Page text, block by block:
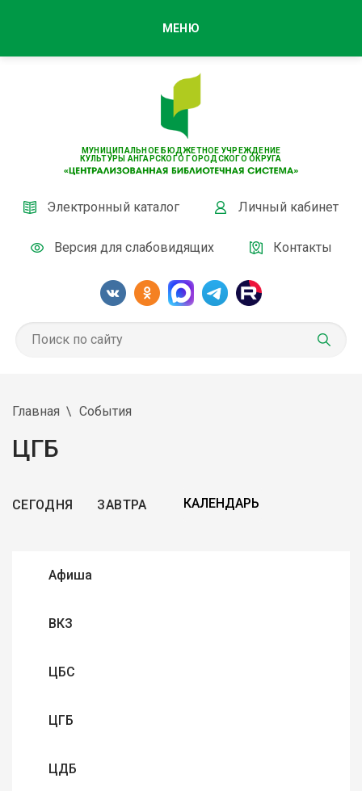
МУНИЦИПАЛЬНОЕ БЮДЖЕТНОЕ УЧРЕЖДЕНИЕ
КУЛЬТУРЫ АНГАРСКОГО ГОРОДСКОГО ОКРУГА
Электронный каталог Личный кабинет
Версия для слабовидящих Контакты
МЕНЮ
Главная События
ЦГБ
СЕГОДНЯ ЗАВТРА
Афиша
ВКЗ
ЦБС
ЦГБ
ЦДБ